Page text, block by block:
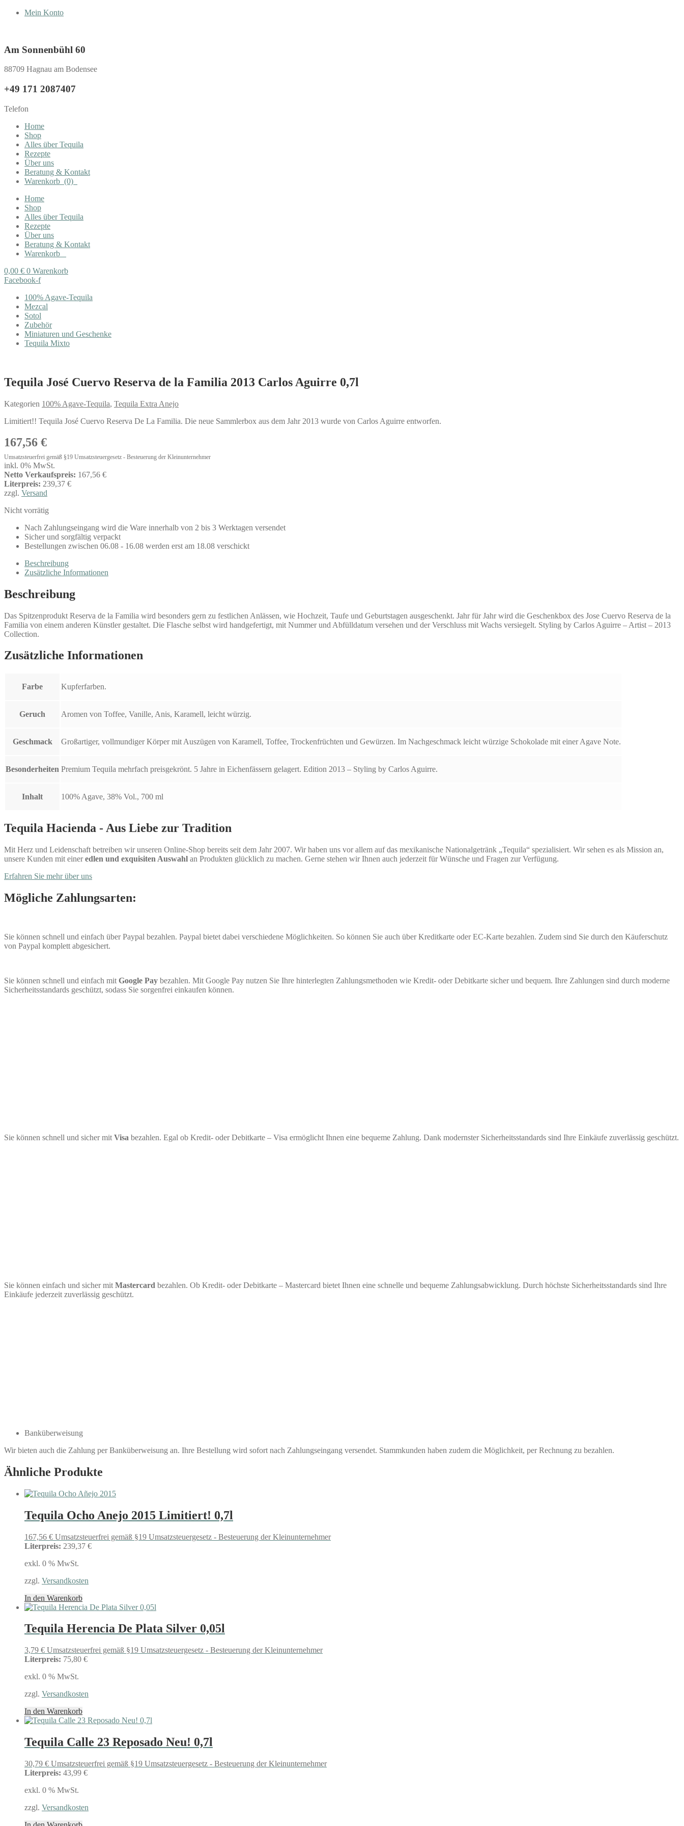
Mein Konto
Am Sonnenbühl 60
88709 Hagnau am Bodensee
+49 171 2087407
Telefon
Home
Shop
Alles über Tequila
Rezepte
Über uns
Beratung & Kontakt
Warenkorb (0)
Home
Shop
Alles über Tequila
Rezepte
Über uns
Beratung & Kontakt
Warenkorb
0,00 € 0 Warenkorb
Facebook-f
100% Agave-Tequila
Mezcal
Sotol
Zubehör
Miniaturen und Geschenke
Tequila Mixto
Tequila José Cuervo Reserva de la Familia 2013 Carlos Aguirre 0,7l
Kategorien 100% Agave-Tequila, Tequila Extra Anejo
Limitiert!! Tequila José Cuervo Reserva De La Familia. Die neue Sammlerbox aus dem Jahr 2013 wurde von Carlos Aguirre entworfen.
167,56 €
Umsatzsteuerfrei gemäß §19 Umsatzsteuergesetz - Besteuerung der Kleinunternehmer
inkl. 0% MwSt.
Netto Verkaufspreis: 167,56 €
Literpreis: 239,37 €
zzgl. Versand
Nicht vorrätig
Nach Zahlungseingang wird die Ware innerhalb von 2 bis 3 Werktagen versendet
Sicher und sorgfältig verpackt
Bestellungen zwischen 06.08 - 16.08 werden erst am 18.08 verschickt
Beschreibung
Zusätzliche Informationen
Beschreibung
Das Spitzenprodukt Reserva de la Familia wird besonders gern zu festlichen Anlässen, wie Hochzeit, Taufe und Geburtstagen ausgeschenkt. Jahr für Jahr wird die Geschenkbox des Jose Cuervo Reserva de la
Familia von einem anderen Künstler gestaltet. Die Flasche selbst wird handgefertigt, mit Nummer und Abfülldatum versehen und der Verschluss mit Wachs versiegelt. Styling by Carlos Aguirre – Artist – 2013
Collection.
Zusätzliche Informationen
Farbe Kupferfarben.
Geruch Aromen von Toffee, Vanille, Anis, Karamell, leicht würzig.
Geschmack Großartiger, vollmundiger Körper mit Auszügen von Karamell, Toffee, Trockenfrüchten und Gewürzen. Im Nachgeschmack leicht würzige Schokolade mit einer Agave Note.
Besonderheiten Premium Tequila mehrfach preisgekrönt. 5 Jahre in Eichenfässern gelagert. Edition 2013 – Styling by Carlos Aguirre.
Inhalt 100% Agave, 38% Vol., 700 ml
Tequila Hacienda - Aus Liebe zur Tradition
Mit Herz und Leidenschaft betreiben wir unseren Online-Shop bereits seit dem Jahr 2007. Wir haben uns vor allem auf das mexikanische Nationalgetränk „Tequila“ spezialisiert. Wir sehen es als Mission an,
unsere Kunden mit eineredlen und exquisiten Auswahl an Produkten glücklich zu machen. Gerne stehen wir Ihnen auch jederzeit für Wünsche und Fragen zur Verfügung.
Erfahren Sie mehr über uns
Mögliche Zahlungsarten:
Sie können schnell und einfach über Paypal bezahlen. Paypal bietet dabei verschiedene Möglichkeiten. So können Sie auch über Kreditkarte oder EC-Karte bezahlen. Zudem sind Sie durch den Käuferschutz
von Paypal komplett abgesichert.
Sie können schnell und einfach mit Google Pay bezahlen. Mit Google Pay nutzen Sie Ihre hinterlegten Zahlungsmethoden wie Kredit- oder Debitkarte sicher und bequem. Ihre Zahlungen sind durch moderne
Sicherheitsstandards geschützt, sodass Sie sorgenfrei einkaufen können.
Sie können schnell und sicher mit Visa bezahlen. Egal ob Kredit- oder Debitkarte – Visa ermöglicht Ihnen eine bequeme Zahlung. Dank modernster Sicherheitsstandards sind Ihre Einkäufe zuverlässig geschützt.
Sie können einfach und sicher mit Mastercard bezahlen. Ob Kredit- oder Debitkarte – Mastercard bietet Ihnen eine schnelle und bequeme Zahlungsabwicklung. Durch höchste Sicherheitsstandards sind Ihre
Einkäufe jederzeit zuverlässig geschützt.
Banküberweisung
Wir bieten auch die Zahlung per Banküberweisung an. Ihre Bestellung wird sofort nach Zahlungseingang versendet. Stammkunden haben zudem die Möglichkeit, per Rechnung zu bezahlen.
Ähnliche Produkte
Tequila Ocho Anejo 2015 Limitiert! 0,7l
167,56 € Umsatzsteuerfrei gemäß §19 Umsatzsteuergesetz - Besteuerung der Kleinunternehmer
Literpreis: 239,37 €
exkl. 0 % MwSt.
zzgl. Versandkosten
In den Warenkorb
Tequila Herencia De Plata Silver 0,05l
3,79 € Umsatzsteuerfrei gemäß §19 Umsatzsteuergesetz - Besteuerung der Kleinunternehmer
Literpreis: 75,80 €
exkl. 0 % MwSt.
zzgl. Versandkosten
In den Warenkorb
Tequila Calle 23 Reposado Neu! 0,7l
30,79 € Umsatzsteuerfrei gemäß §19 Umsatzsteuergesetz - Besteuerung der Kleinunternehmer
Literpreis: 43,99 €
exkl. 0 % MwSt.
zzgl. Versandkosten